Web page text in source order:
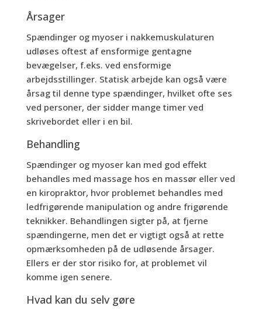
Årsager
Spændinger og myoser i nakkemuskulaturen
udløses oftest af ensformige gentagne
bevægelser, f.eks. ved ensformige
arbejdsstillinger. Statisk arbejde kan også være
årsag til denne type spændinger, hvilket ofte ses
ved personer, der sidder mange timer ved
skrivebordet eller i en bil.
Behandling
Spændinger og myoser kan med god effekt
behandles med massage hos en massør eller ved
en kiropraktor, hvor problemet behandles med
ledfrigørende manipulation og andre frigørende
teknikker. Behandlingen sigter på, at fjerne
spændingerne, men det er vigtigt også at rette
opmærksomheden på de udløsende årsager.
Ellers er der stor risiko for, at problemet vil
komme igen senere.
Hvad kan du selv gøre